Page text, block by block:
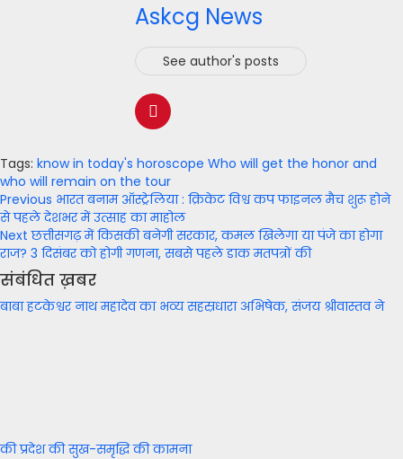
Askcg News
See author's posts
Tags: know in today's horoscope Who will get the honor and
who will remain on the tour
Post
navigation
Previous भारत बनाम ऑस्ट्रेलिया : क्रिकेट विश्व कप फाइनल मैच शुरू होने
से पहले देशभर में उत्साह का माहोल
Next छत्तीसगढ़ में किसकी बनेगी सरकार, कमल खिलेगा या पंजे का होगा
राज? 3 दिसंबर को होगी गणना, सबसे पहले डाक मतपत्रों की
संबंधित ख़बर
बाबा हटकेश्वर नाथ महादेव का भव्य सहस्रधारा अभिषेक, संजय श्रीवास्तव ने
की प्रदेश की सुख-समृद्धि की कामना